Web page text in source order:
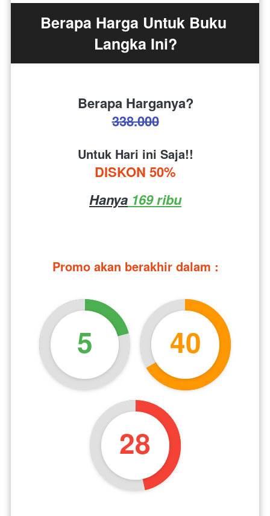
Berapa Harga Untuk Buku
Langka Ini?
Berapa Harganya?
338.000
Untuk Hari ini Saja!!
DISKON 50%
Hanya 169 ribu
Promo akan berakhir dalam :
5 40
27